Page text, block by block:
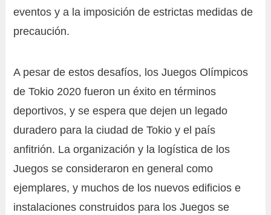
eventos y a la imposición de estrictas medidas de
precaución.
A pesar de estos desafíos, los Juegos Olímpicos
de Tokio 2020 fueron un éxito en términos
deportivos, y se espera que dejen un legado
duradero para la ciudad de Tokio y el país
anfitrión. La organización y la logística de los
Juegos se consideraron en general como
ejemplares, y muchos de los nuevos edificios e
instalaciones construidos para los Juegos se